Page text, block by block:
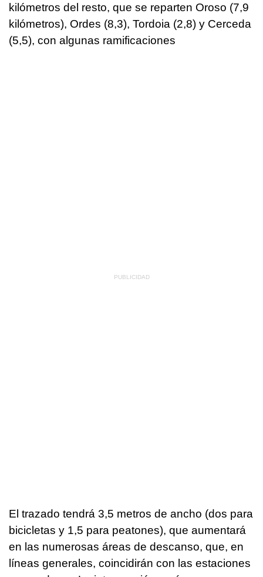
kilómetros del resto, que se reparten Oroso (7,9
kilómetros), Ordes (8,3), Tordoia (2,8) y Cerceda
(5,5), con algunas ramificaciones
El trazado tendrá 3,5 metros de ancho (dos para
bicicletas y 1,5 para peatones), que aumentará
en las numerosas áreas de descanso, que, en
líneas generales, coincidirán con las estaciones